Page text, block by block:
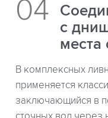
с
места
В комплексных
применяется
заключающийся в